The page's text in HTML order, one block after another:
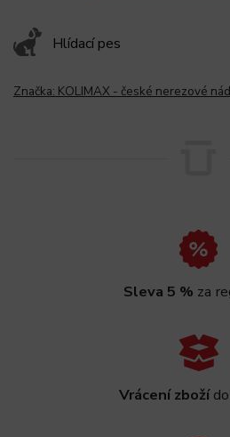
Hlídací pes
Značka: KOLIMAX - české nerezové
Sleva 5 % za
Vrácení zboží